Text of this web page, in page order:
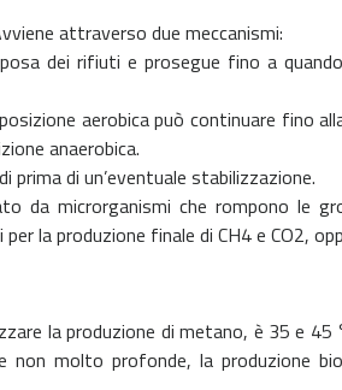
attraverso due meccanismi:
dei rifiuti e prosegue fino a
aerobica può continuare fino
anaerobica.
prima di un’eventuale stabilizzazione.
da microrganismi che rompono le
la produzione finale di CH4 e CO2,
la produzione di metano, è 35 e 45
molto profonde, la produzione